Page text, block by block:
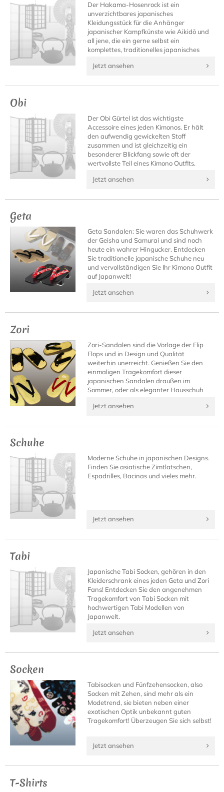
Der Hakama-Hosenrock ist ein
unverzichtbares japanisches
Kleidungsstück für die Anhänger
japanischer Kampfkünste wie Aikidō und
all jene, die ein gerne selbst ein
komplettes, traditionelles japanisches
Jetzt ansehen
Obi
Der Obi Gürtel ist das wichtigste
Accessoire eines jeden Kimonos. Er hält
den aufwendig gewickelten Stoff
zusammen und ist gleichzeitig ein
besonderer Blickfang sowie oft der
wertvollste Teil eines Kimono Outfits.
Jetzt ansehen
Geta
Geta Sandalen: Sie waren das Schuhwerk
der Geisha und Samurai und sind noch
heute ein wahrer Hingucker. Entdecken
Sie traditionelle japanische Schuhe neu
und vervollständigen Sie Ihr Kimono Outfit
auf Japanwelt!
Jetzt ansehen
Zori
Zori-Sandalen sind die Vorlage der Flip
Flops und in Design und Qualität
weiterhin unerreicht. Genießen Sie den
einmaligen Tragekomfort dieser
japanischen Sandalen draußen im
Sommer, oder als eleganter Hausschuh
Jetzt ansehen
Schuhe
Moderne Schuhe in japanischen Designs.
Finden Sie asiatische Zimtlatschen,
Espadrilles, Bacinas und vieles mehr.
Jetzt ansehen
Tabi
Japanische Tabi Socken, gehören in den
Kleiderschrank eines jeden Geta und Zori
Fans! Entdecken Sie den angenehmen
Tragekomfort von Tabi Socken mit
hochwertigen Tabi Modellen von
Japanwelt.
Jetzt ansehen
Socken
Tabisocken und Fünfzehensocken, also
Socken mit Zehen, sind mehr als ein
Modetrend, sie bieten neben einer
exotischen Optik unbekannt guten
Tragekomfort! Überzeugen Sie sich selbst!
Jetzt ansehen
T-Shirts